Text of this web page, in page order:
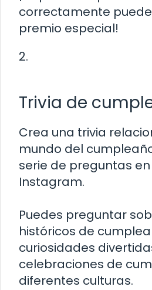
correctamente
premio especial!
2.
Trivia de
Crea una trivia
mundo del
serie de preguntas
Instagram.
Puedes preguntar
históricos de
curiosidades
celebraciones de
diferentes culturas.